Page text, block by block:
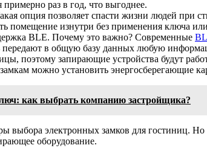
примерно раз в год, что выгоднее.
опция позволяет спасти жизни людей при
помещение изнутри без применения ключа
BLE. Почему это важно? Современные
передают в общую базу данных любую
поэтому запирающие устройства будут
можно установить энергосберегающие
как выбрать компанию застройщика?
выбора электронных замков для гостиниц.
оборудование.